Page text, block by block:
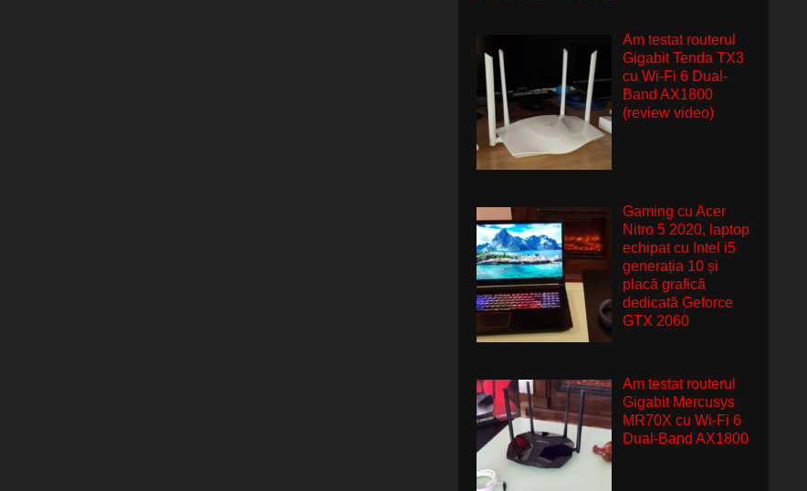
Am testat routerul
Gigabit Tenda TX3
cu Wi-Fi 6 Dual-
Band AX1800
(review video)
Gaming cu Acer
Nitro 5 2020, laptop
echipat cu Intel i5
generația 10 și
placă grafică
dedicată Geforce
GTX 2060
Am testat routerul
Gigabit Mercusys
MR70X cu Wi-Fi 6
Dual-Band AX1800